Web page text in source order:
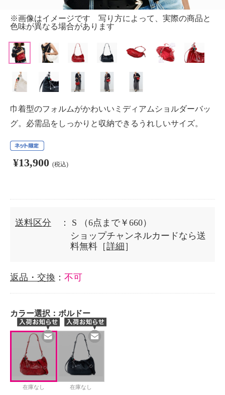
※画像はイメージです 写り方によって、実際の商品と
色味が異なる場合があります
巾着型のフォルムがかわいいミディアムショルダーバッ
グ。必需品をしっかりと収納できるうれしいサイズ。
¥13,900 (税込)
送料区分 ： S
（6点まで￥660）
ショップチャンネルカードなら送
料無料［詳細 ］
返品・交換 ： 不可
カラー選択： ボルドー
在庫なし 在庫なし